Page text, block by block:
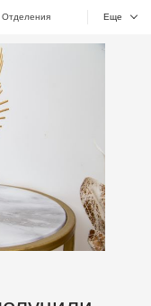
Отделения Еще